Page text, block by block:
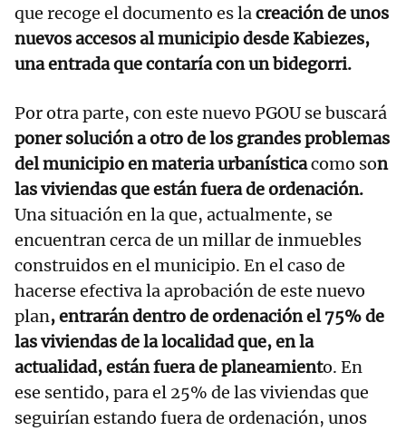
que recoge el documento es lacreación de unos
nuevos accesos al municipio desde Kabiezes,
una entrada que contaría con un bidegorri.
Por otra parte, con este nuevo PGOU se buscará
poner solución a otro de los grandes problemas
del municipio en materia urbanísticacomo son
las viviendas que están fuera de ordenación.
Una situación en la que, actualmente, se
encuentran cerca de un millar de inmuebles
construidos en el municipio. En el caso de
hacerse efectiva la aprobación de este nuevo
plan, entrarán dentro de ordenación el 75% de
las viviendas de la localidad que, en la
actualidad, están fuera de planeamiento. En
ese sentido, para el 25% de las viviendas que
seguirían estando fuera de ordenación, unos